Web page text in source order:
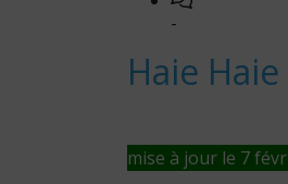
-
Haie
mise à jour le 7